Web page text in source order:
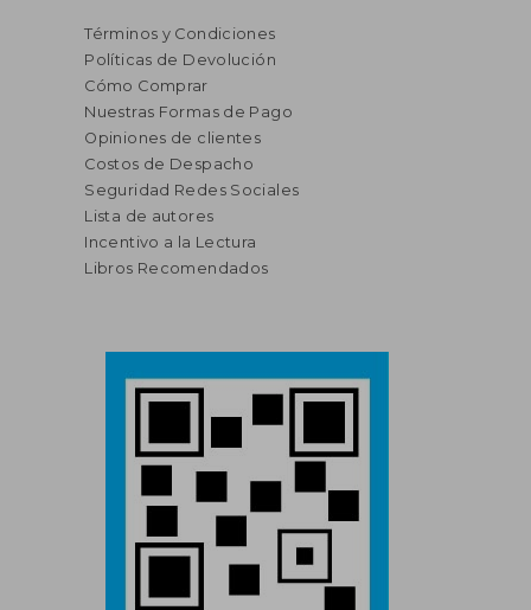
Términos y Condiciones
Políticas de Devolución
Cómo Comprar
Nuestras Formas de Pago
Opiniones de clientes
Costos de Despacho
Seguridad Redes Sociales
Lista de autores
Incentivo a la Lectura
Libros Recomendados